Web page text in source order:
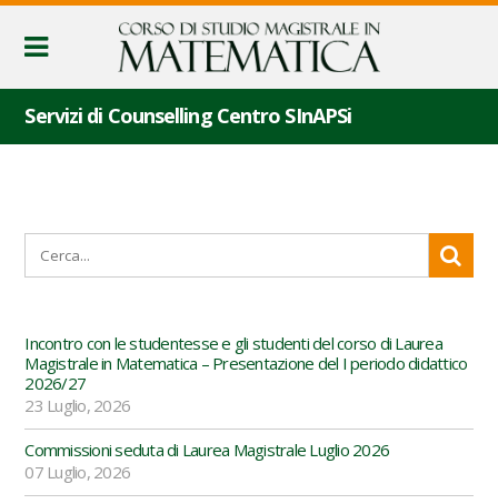
Servizi di Counselling Centro SInAPSi
Incontro con le studentesse e gli studenti del corso di Laurea
Magistrale in Matematica – Presentazione del I periodo didattico
2026/27
23 Luglio, 2026
Commissioni seduta di Laurea Magistrale Luglio 2026
07 Luglio, 2026